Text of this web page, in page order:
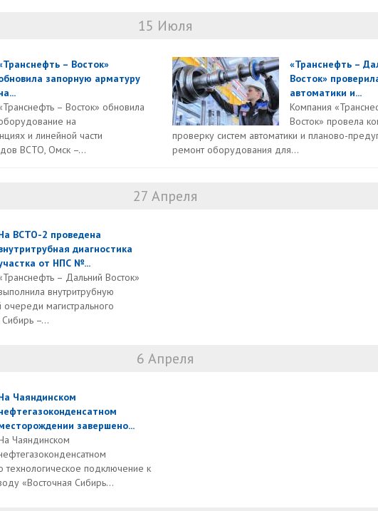
15 Июля
– Восток»
запорную арматуру
– Восток» обновила
на
и линейной части
ВСТО, Омск –...
«Транснефть –
Восток»
автоматики и...
Компания
Восток» провела
проверку систем автоматики и планово-
ремонт оборудования для...
27 Апреля
ВСТО-2 проведена
диагностика
от НПС №...
– Дальний Восток»
внутритрубную
очереди магистрального
–...
6 Апреля
Чаяндинском
завершено...
Чаяндинском
подключение к
«Восточная Сибирь...